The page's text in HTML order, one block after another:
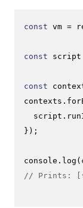
const vm =
const script
const
contexts.
  script.
});
console . log
// Prints: